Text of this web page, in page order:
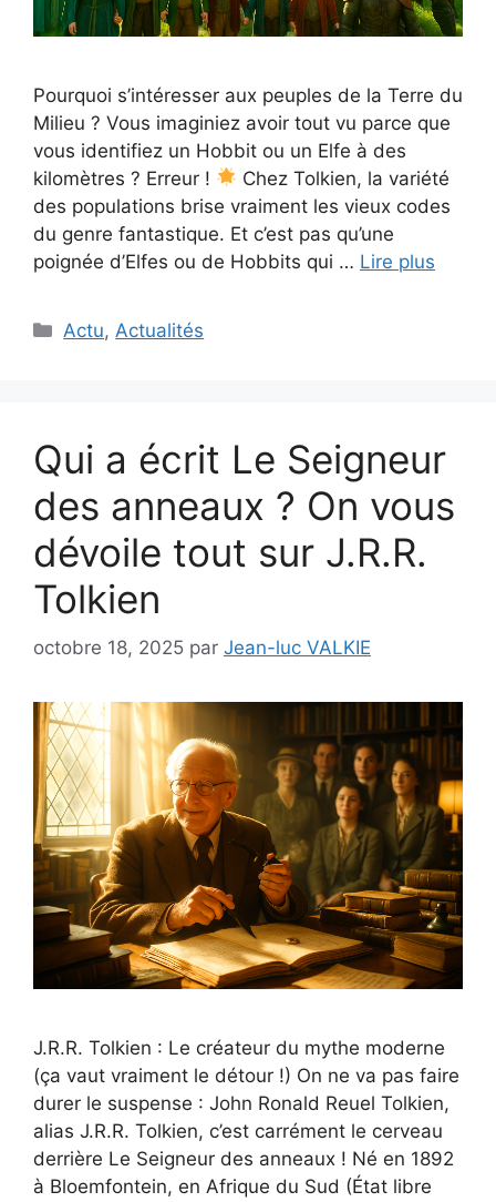
Pourquoi s’intéresser aux peuples de la Terre du
Milieu ? Vous imaginiez avoir tout vu parce que
vous identifiez un Hobbit ou un Elfe à des
kilomètres ? Erreur !
Chez Tolkien, la variété
des populations brise vraiment les vieux codes
du genre fantastique. Et c’est pas qu’une
poignée d’Elfes ou de Hobbits qui … Lire plus
Catégories
Actu, Actualités
Qui a écrit Le Seigneur
des anneaux ? On vous
dévoile tout sur J.R.R.
Tolkien
octobre 18, 2025 par Jean-luc VALKIE
J.R.R. Tolkien : Le créateur du mythe moderne
(ça vaut vraiment le détour !) On ne va pas faire
durer le suspense : John Ronald Reuel Tolkien,
alias J.R.R. Tolkien, c’est carrément le cerveau
derrière Le Seigneur des anneaux ! Né en 1892
à Bloemfontein, en Afrique du Sud (État libre